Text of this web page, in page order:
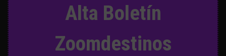
Alta Boletín
Zoomdestinos